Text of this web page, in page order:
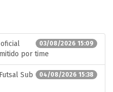
03/08/2026 15:09
por time
04/08/2026 15:38
Sub